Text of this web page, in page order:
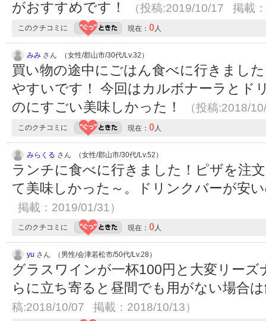
がおすすめです！ （投稿:2019/10/17 掲載
このクチコミに 現在： 0人
みみ さん （女性/郡山市/30代/Lv.32）
買い物の途中にごはん食べに行きまし
やすいです！ 今回はカルボナーラとド
のにすごい美味しかった！
（投稿:2018/
このクチコミに 現在： 0人
みらくる さん （女性/郡山市/30代/Lv.52）
ランチに食べに行きました！ピザを注
て美味しかった～。ドリンクバーが安
掲載：2019/01/31）
このクチコミに 現在： 0人
yu さん （男性/会津若松市/50代/Lv.28）
グラスワインが一杯100円と大変リー
らに立ち寄ると昼間でも用がない場合
稿:2018/10/07 掲載：2018/10/13）